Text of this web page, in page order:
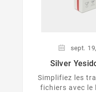
sept. 19,
Silver
Simplifiez les
fichiers avec le